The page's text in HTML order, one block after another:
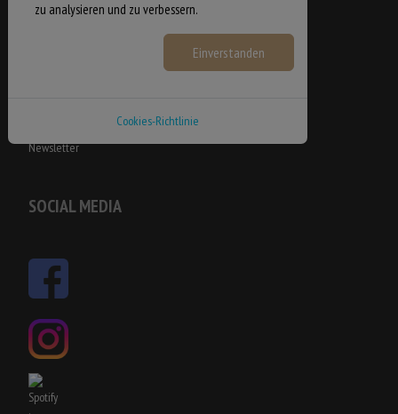
zu analysieren und zu verbessern.
Einverstanden
Cookies-Richtlinie
Newsletter
SOCIAL MEDIA